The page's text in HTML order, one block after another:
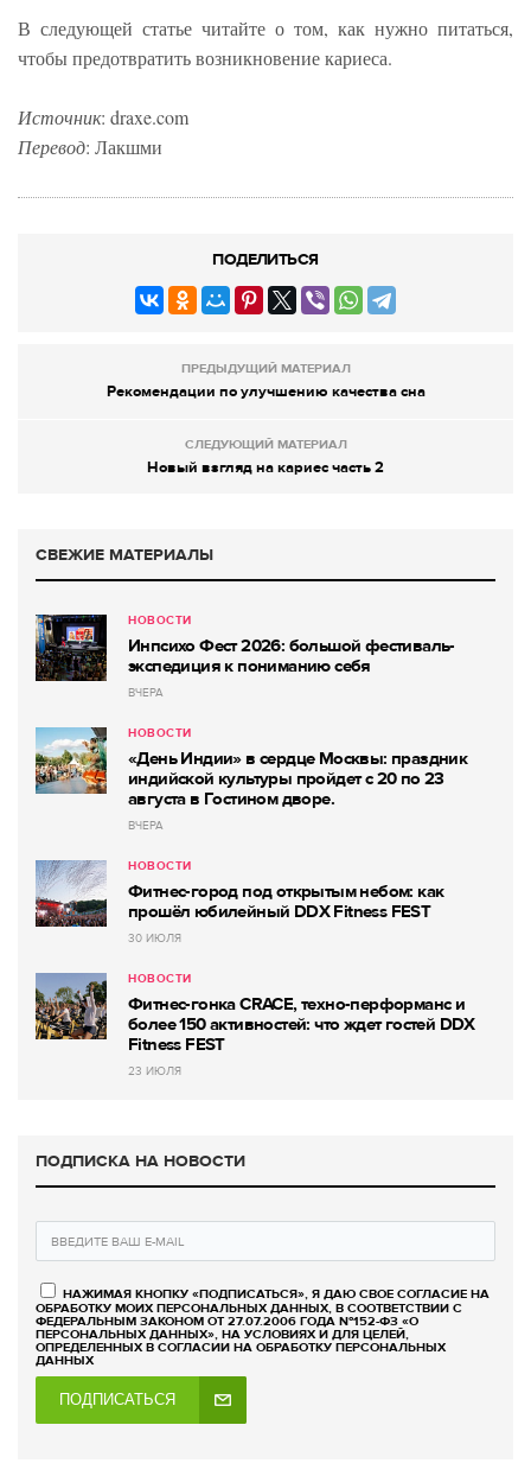
В следующей статье читайте о том, как нужно питаться,
чтобы предотвратить возникновение кариеса.
Источник: draxe.com
Перевод: Лакшми
ПОДЕЛИТЬСЯ
ПРЕДЫДУЩИЙ МАТЕРИАЛ
Рекомендации по улучшению качества сна
СЛЕДУЮЩИЙ МАТЕРИАЛ
Новый взгляд на кариес часть 2
СВЕЖИЕ МАТЕРИАЛЫ
НОВОСТИ
Инпсихо Фест 2026: большой фестиваль-
экспедиция к пониманию себя
ВЧЕРА
НОВОСТИ
«День Индии» в сердце Москвы: праздник
индийской культуры пройдет с 20 по 23
августа в Гостином дворе.
ВЧЕРА
НОВОСТИ
Фитнес-город под открытым небом: как
прошёл юбилейный DDX Fitness FEST
30 ИЮЛЯ
НОВОСТИ
Фитнес-гонка CRACE, техно-перформанс и
более 150 активностей: что ждет гостей DDX
Fitness FEST
23 ИЮЛЯ
ПОДПИСКА НА НОВОСТИ
НАЖИМАЯ КНОПКУ «ПОДПИСАТЬСЯ», Я ДАЮ СВОЕ СОГЛАСИЕ НА
ОБРАБОТКУ МОИХ ПЕРСОНАЛЬНЫХ ДАННЫХ, В СООТВЕТСТВИИ С
ФЕДЕРАЛЬНЫМ ЗАКОНОМ ОТ 27.07.2006 ГОДА №152-ФЗ «О
ПЕРСОНАЛЬНЫХ ДАННЫХ», НА УСЛОВИЯХ И ДЛЯ ЦЕЛЕЙ,
ОПРЕДЕЛЕННЫХ В СОГЛАСИИ НА ОБРАБОТКУ ПЕРСОНАЛЬНЫХ
ДАННЫХ
ПОДПИСАТЬСЯ